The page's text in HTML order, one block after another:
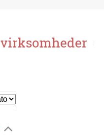
virksomheder